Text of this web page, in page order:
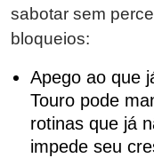
sabotar sem
bloqueios:
Apego ao que
Touro pode
rotinas que já
impede seu